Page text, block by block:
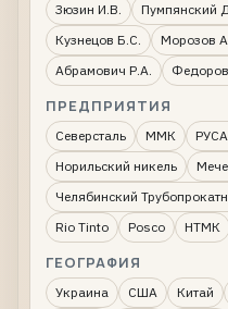
Зюзин И.В.
Пумпянский
Кузнецов Б.С.
Морозов
Абрамович Р.А.
ПРЕДПРИЯТИЯ
Северсталь ММК
Норильский никель
Челябинский
Rio Tinto
Posco НТМК
ГЕОГРАФИЯ
Украина США Китай